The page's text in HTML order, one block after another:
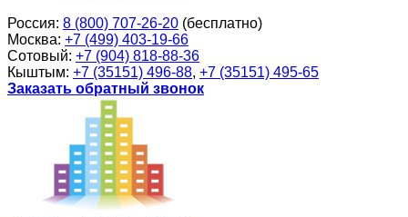
Россия: 8 (800) 707-26-20 (бесплатно)
Москва: +7 (499) 403-19-66
Сотовый: +7 (904) 818-88-36
Кыштым: +7 (35151) 496-88, +7 (35151) 495-65
Заказать обратный звонок